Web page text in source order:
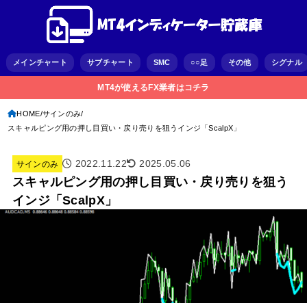
メインチャート サブチャート SMC ○○足 その他 シグナル
MT4が使えるFX業者はコチラ
HOME サインのみ
スキャルピング用の押し目買い・戻り売りを狙うインジ「ScalpX」
サインのみ 2022.11.22 2025.05.06
スキャルピング用の押し目買い・戻り売りを狙う
インジ「ScalpX」